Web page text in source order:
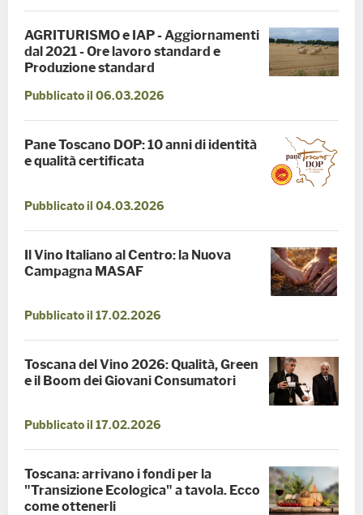
AGRITURISMO e IAP - Aggiornamenti
dal 2021 - Ore lavoro standard e
Produzione standard
Pubblicato il 06.03.2026
Pane Toscano DOP: 10 anni di identità
e qualità certificata
Pubblicato il 04.03.2026
Il Vino Italiano al Centro: la Nuova
Campagna MASAF
Pubblicato il 17.02.2026
Toscana del Vino 2026: Qualità, Green
e il Boom dei Giovani Consumatori
Pubblicato il 17.02.2026
Toscana: arrivano i fondi per la
"Transizione Ecologica" a tavola. Ecco
come ottenerli